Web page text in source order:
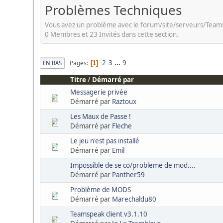
Problèmes Techniques
Vous avez un problème avec le forum/site/serveurs/
0 Membres et 23 Invités dans cette section.
EN BAS Pages 1 2 3 ... 9
Titre/ Démarré par
Messagerie privée
Démarré par Raztoux
Les Maux de Passe !
Démarré par Fleche
Le jeu n'est pas installé
Démarré par Emil
Impossible de se co/probleme de mod....
Démarré par Panther59
Problème de MODS
Démarré par Marechaldu80
Teamspeak client v3.1.10